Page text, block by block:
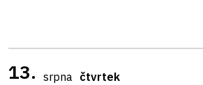
13. srpna čtvrtek